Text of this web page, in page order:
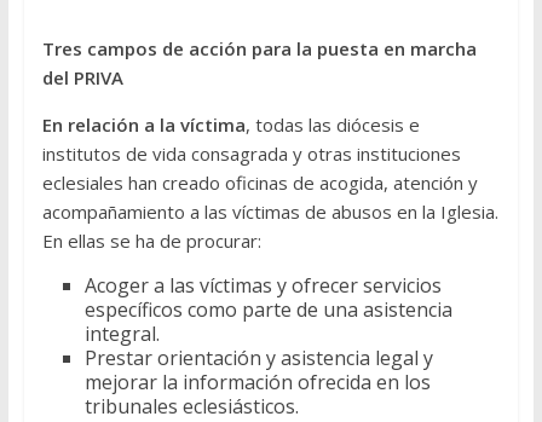
Tres campos de acción para la puesta en marcha
del PRIVA
En relación a la víctima, todas las diócesis e
institutos de vida consagrada y otras instituciones
eclesiales han creado oficinas de acogida, atención y
acompañamiento a las víctimas de abusos en la Iglesia.
En ellas se ha de procurar:
Acoger a las víctimas y ofrecer servicios
específicos como parte de una asistencia
integral.
Prestar orientación y asistencia legal y
mejorar la información ofrecida en los
tribunales eclesiásticos.